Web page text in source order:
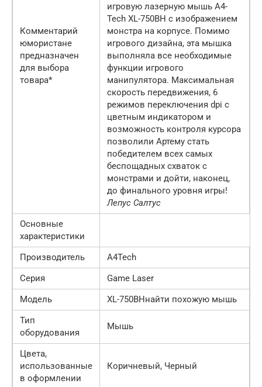
Комментарий
юмористане
предназначен
для выбора
товара*
игровую лазерную мышь A4-
Tech XL-750BH с изображением
монстра на корпусе. Помимо
игрового дизайна, эта мышка
выполняла все необходимые
функции игрового
манипулятора. Максимальная
скорость передвижения, 6
режимов переключения dpi с
цветным индикатором и
возможность контроля курсора
позволили Артему стать
победителем всех самых
беспощадных схваток с
монстрами и дойти, наконец,
до финального уровня игры!
Лепус Салтус
Основные
характеристики
Производитель
A4Tech
Серия
Game Laser
Модель
XL-750BHнайти похожую мышь
Тип
оборудования
Мышь
Цвета,
использованные
в оформлении
Коричневый, Черный